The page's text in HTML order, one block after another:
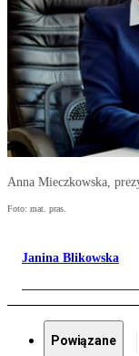
Anna Mieczkowska,
Foto: mat. pras.
Janina Blikowska
Powiązane